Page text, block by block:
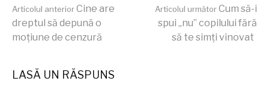
Continuă
lectura
Articolul anteriorCine are
dreptul să depună o
moțiune de cenzură
Articolul următorCum să-i
spui „nu” copilului fără
să te simți vinovat
LASĂ UN RĂSPUNS